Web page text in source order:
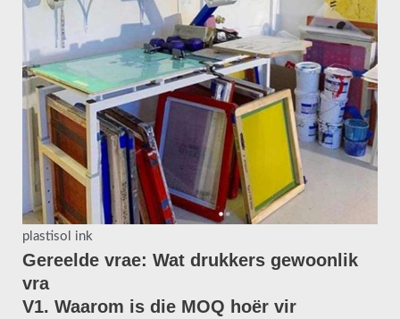
plastisol ink
Gereelde vrae: Wat drukkers gewoonlik
vra
V1. Waarom is die MOQ hoër vir